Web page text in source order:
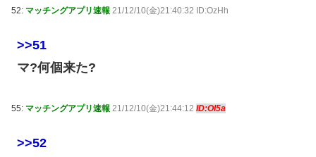
52: マッチングアプリ速報 21/12/10(金)21:40:32 ID:OzHh
>>51
マ?何個来た?
55: マッチングアプリ速報 21/12/10(金)21:44:12 ID:Ol5a
>>52